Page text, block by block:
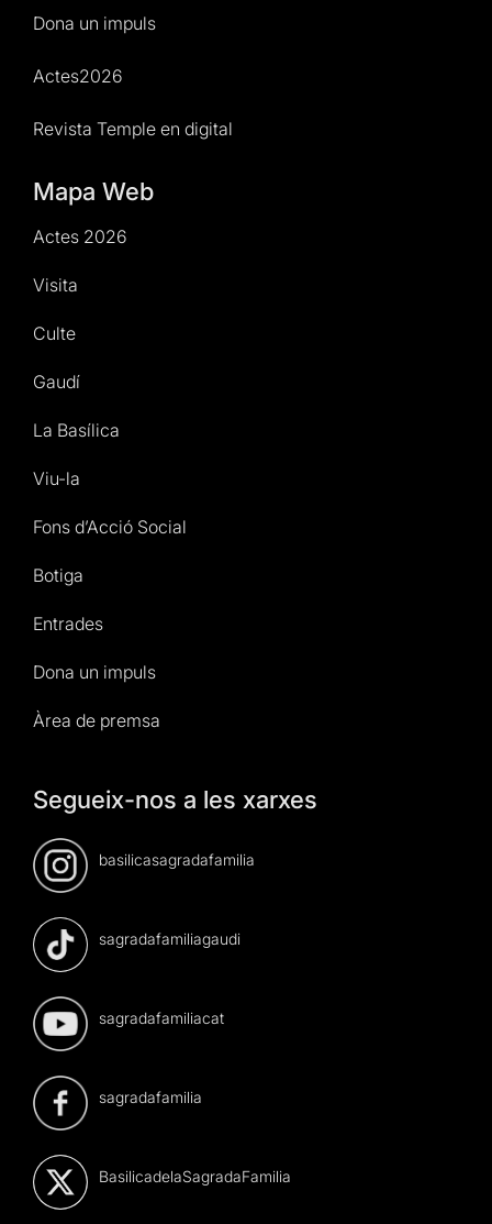
Dona un impuls
Actes2026
Revista Temple en digital
Mapa Web
Actes 2026
Visita
Culte
Gaudí
La Basílica
Viu-la
Fons d’Acció Social
Botiga
Entrades
Dona un impuls
Àrea de premsa
Segueix-nos a les xarxes
basilicasagradafamilia
sagradafamiliagaudi
sagradafamiliacat
sagradafamilia
BasilicadelaSagradaFamilia